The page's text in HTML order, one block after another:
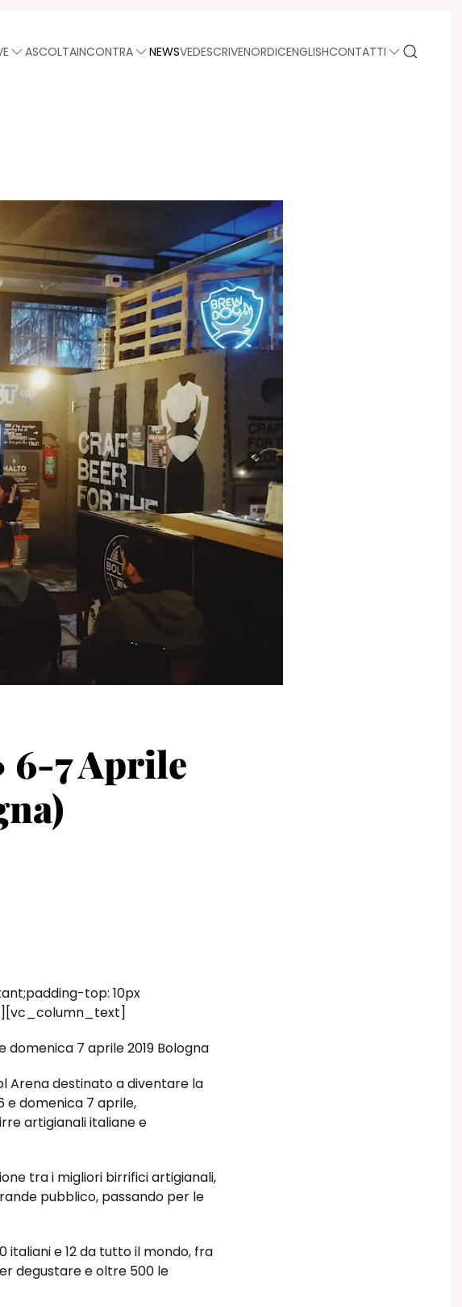
ASCOLTAINCONTRA NEWSVEDESCRIVENORDICENGLISHCONTATTI
6-7 Aprile
top: 10px
domenica 7 aprile 2019 Bologna
Arena destinato a diventare la
e domenica 7 aprile,
artigianali italiane e
tra i migliori birrifici artigianali,
pubblico, passando per le
italiani e 12 da tutto il mondo, fra
degustare e oltre 500 le